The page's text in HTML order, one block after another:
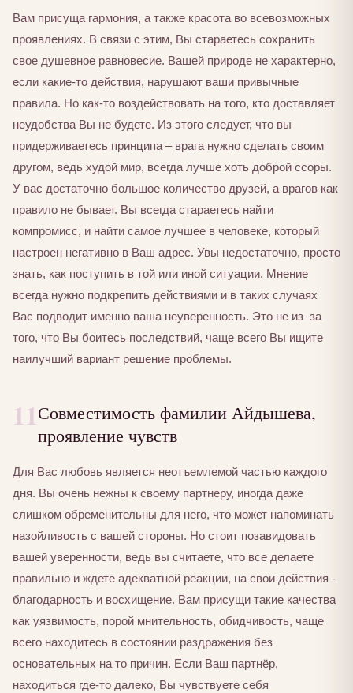
Вам присуща гармония, а также красота во всевозможных
проявлениях. В связи с этим, Вы стараетесь сохранить
свое душевное равновесие. Вашей природе не характерно,
если какие-то действия, нарушают ваши привычные
правила. Но как-то воздействовать на того, кто доставляет
неудобства Вы не будете. Из этого следует, что вы
придерживаетесь принципа – врага нужно сделать своим
другом, ведь худой мир, всегда лучше хоть доброй ссоры.
У вас достаточно большое количество друзей, а врагов как
правило не бывает. Вы всегда стараетесь найти
компромисс, и найти самое лучшее в человеке, который
настроен негативно в Ваш адрес. Увы недостаточно, просто
знать, как поступить в той или иной ситуации. Мнение
всегда нужно подкрепить действиями и в таких случаях
Вас подводит именно ваша неуверенность. Это не из–за
того, что Вы боитесь последствий, чаще всего Вы ищите
наилучший вариант решение проблемы.
11Совместимость фамилии Айдышева,
проявление чувств
Для Вас любовь является неотъемлемой частью каждого
дня. Вы очень нежны к своему партнеру, иногда даже
слишком обременительны для него, что может напоминать
назойливость с вашей стороны. Но стоит позавидовать
вашей уверенности, ведь вы считаете, что все делаете
правильно и ждете адекватной реакции, на свои действия -
благодарность и восхищение. Вам присущи такие качества
как уязвимость, порой мнительность, обидчивость, чаще
всего находитесь в состоянии раздражения без
основательных на то причин. Если Ваш партнёр,
находиться где-то далеко, Вы чувствуете себя